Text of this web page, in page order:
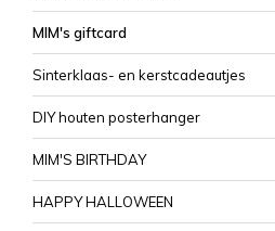
MIM's giftcard
Sinterklaas- en kerstcadeautjes
DIY houten posterhanger
MIM'S BIRTHDAY
HAPPY HALLOWEEN